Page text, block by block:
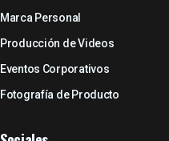
Marca Personal
Producción de Videos
Eventos Corporativos
Fotografía de Producto